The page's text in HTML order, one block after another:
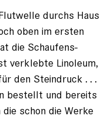
durchs Haus
oben im ­ers­ten
die ­Schaufens­
verklebte Linoleum,
den Steindruck . . .
bestellt und bereits
schon die Werke